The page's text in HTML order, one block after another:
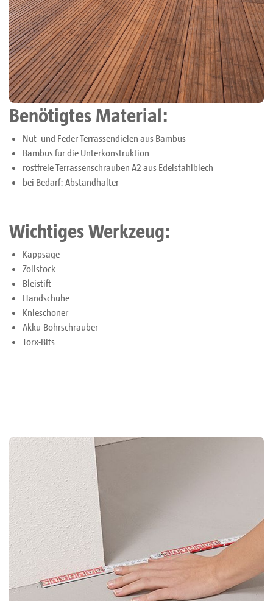
Benötigtes Material:
Nut- und Feder-Terrassendielen aus Bambus
Bambus für die Unterkonstruktion
rostfreie Terrassenschrauben A2 aus Edelstahlblech
bei Bedarf: Abstandhalter
Wichtiges Werkzeug:
Kappsäge
Zollstock
Bleistift
Handschuhe
Knieschoner
Akku-Bohrschrauber
Torx-Bits